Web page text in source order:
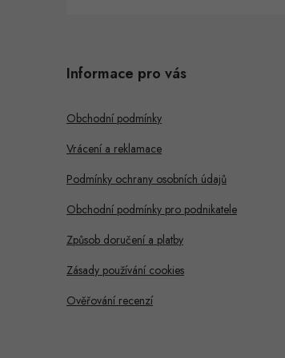
Informace pro vás
Obchodní podmínky
Vrácení a reklamace
Podmínky ochrany osobních údajů
Obchodní podmínky pro podnikatele
Způsob doručení a platby
Zásady používání cookies
Ověřování recenzí